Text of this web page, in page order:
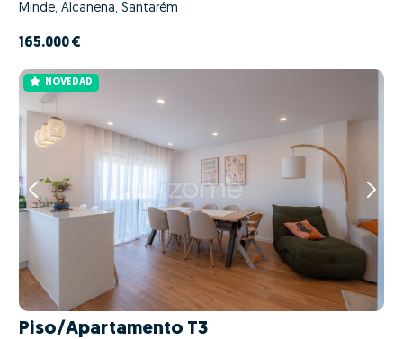
Minde, Alcanena, Santarém
165.000 €
NOVEDAD
Piso/Apartamento T3